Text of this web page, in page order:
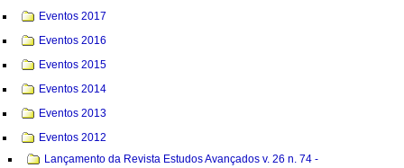
Eventos 2017
Eventos 2016
Eventos 2015
Eventos 2014
Eventos 2013
Eventos 2012
Lançamento da Revista Estudos Avançados v. 26 n. 74 -